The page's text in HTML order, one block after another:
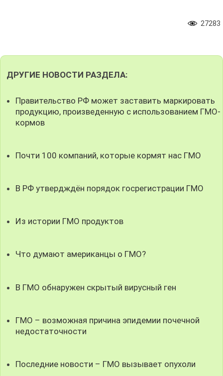
27283
ДРУГИЕ НОВОСТИ РАЗДЕЛА:
Правительство РФ может заставить маркировать
продукцию, произведенную с использованием ГМО-
кормов
Почти 100 компаний, которые кормят нас ГМО
В РФ утвердждён порядок госрегистрации ГМО
Из истории ГМО продуктов
Что думают американцы о ГМО?
В ГМО обнаружен скрытый вирусный ген
ГМО – возможная причина эпидемии почечной
недостаточности
Последние новости – ГМО вызывает опухоли